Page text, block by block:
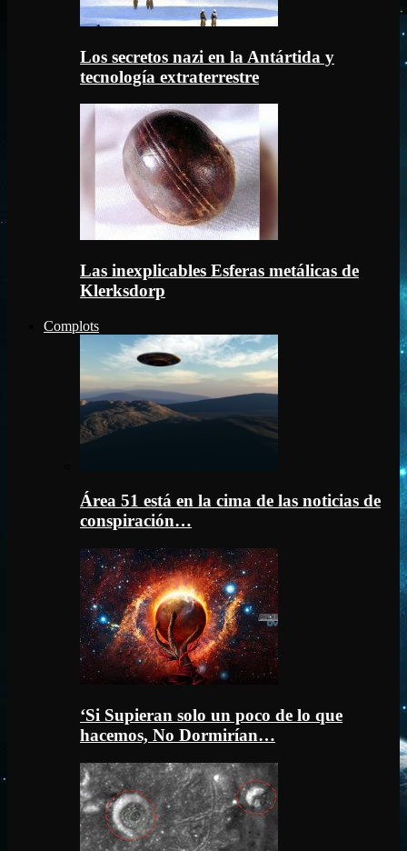
Los secretos nazi en la Antártida y
tecnología extraterrestre
Las inexplicables Esferas metálicas de
Klerksdorp
Complots
Área 51 está en la cima de las noticias de
conspiración…
‘Si Supieran solo un poco de lo que
hacemos, No Dormirían…